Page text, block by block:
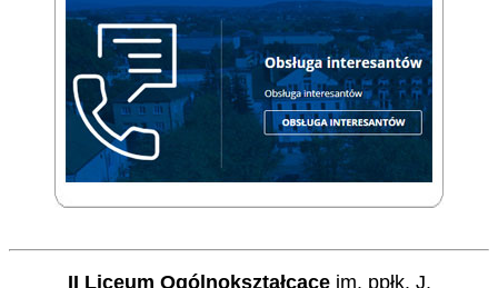
II Liceum Ogólnokształcąceim. ppłk. J.